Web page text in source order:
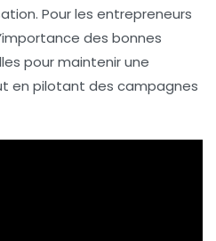
Pour les entrepreneurs
des bonnes
pour maintenir une
en pilotant des campagnes